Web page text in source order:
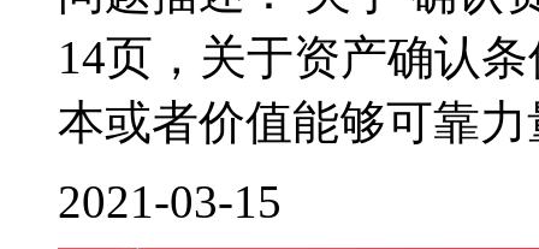
14页，关于资产确认
本或者价值能够可靠
2021-03-15